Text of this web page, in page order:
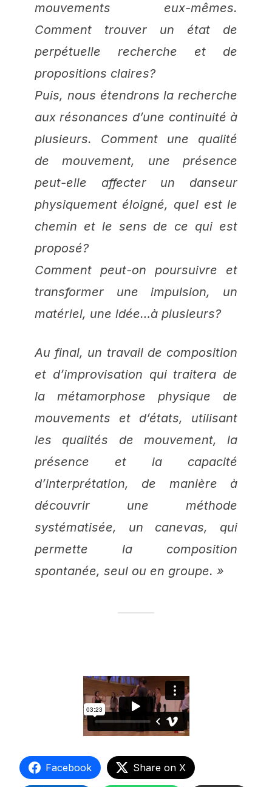
mouvements eux-mêmes.
Comment trouver un état de
perpétuelle recherche et de
propositions claires?
Puis, nous étendrons la recherche
aux résonances d’une continuité à
plusieurs. Comment une qualité
de mouvement, une présence
peut-elle affecter un danseur
physiquement éloigné, quel est le
chemin et le sens de ce qui est
proposé?
Comment peut-on poursuivre et
transformer une impulsion, un
matériel, une idée…à plusieurs?
Au final, un travail de composition
et d’improvisation qui traitera de
la métamorphose physique de
mouvements et d’états, utilisant
les qualités de mouvement, la
présence et la capacité
d’interprétation, de manière à
découvrir une méthode
systématisée, un canevas, qui
permette la composition
spontanée, seul ou en groupe. »
Facebook Share on X